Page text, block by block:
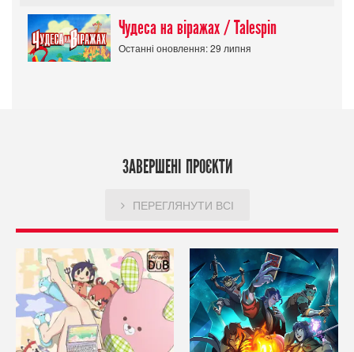
Чудеса на віражах / Talespin
Останні оновлення: 29 липня
ЗАВЕРШЕНІ ПРОЄКТИ
ПЕРЕГЛЯНУТИ ВСІ